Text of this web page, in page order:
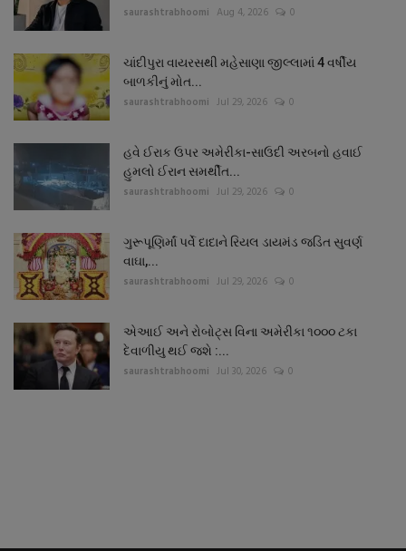
saurashtrabhoomi Aug 4, 2026 0
ચાંદીપુરા વાયરસથી મહેસાણા જીલ્લામાં 4 વર્ષીય
બાળકીનું મોત...
saurashtrabhoomi Jul 29, 2026 0
હવે ઈરાક ઉપર અમેરીકા-સાઉદી અરબનો હવાઈ
હુમલો ઈરાન સમર્થીત...
saurashtrabhoomi Jul 29, 2026 0
ગુરૂપૂણિર્માં પર્વે દાદાને રિયલ ડાયમંડ જડિત સુવર્ણ
વાઘા,...
saurashtrabhoomi Jul 29, 2026 0
એઆઈ અને રોબોટ્સ વિના અમેરીકા ૧૦૦૦ ટકા
દેવાળીયુ થઈ જશે :...
saurashtrabhoomi Jul 30, 2026 0